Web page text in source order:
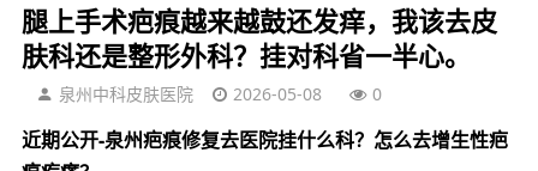
腿上手术疤痕越来越鼓还发痒，我该去皮
肤科还是整形外科？挂对科省一半心。
泉州中科皮肤医院 2026-05-08 0
近期公开-泉州疤痕修复去医院挂什么科？怎么去增生性疤